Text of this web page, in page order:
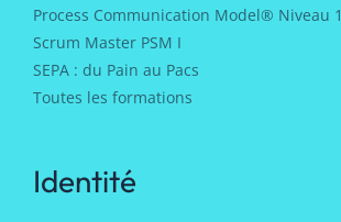
Process Communication Model® Niveau 1
Scrum Master PSM I
SEPA : du Pain au Pacs
Toutes les formations
Identité